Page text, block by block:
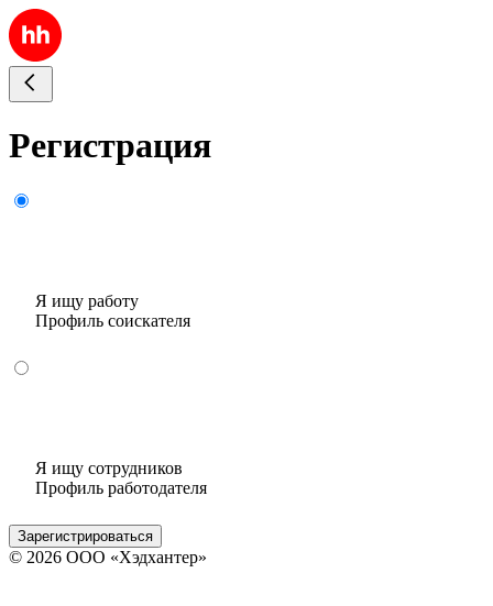
Регистрация
Я ищу работу
Профиль соискателя
Я ищу сотрудников
Профиль работодателя
Зарегистрироваться
© 2026 ООО «Хэдхантер»